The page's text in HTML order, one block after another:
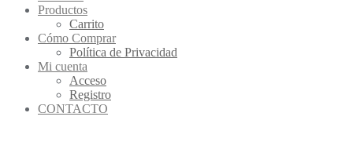
Productos
Carrito
Cómo Comprar
Política de Privacidad
Mi cuenta
Acceso
Registro
CONTACTO